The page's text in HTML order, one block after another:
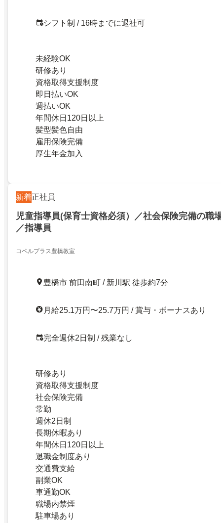
シフト制 / 16時までに退社可
未経験OK
研修あり
資格取得支援制度
即日払いOK
週払いOK
年間休日120日以上
髪型髪色自由
雇用保険完備
厚生年金加入
新着正社員
児童指導員(保育士資格必須）／社会保険完備の職
／指導員
コペルプラス豊橋教室
豊橋市 前田南町 / 新川駅 徒歩約7分
月給25.1万円〜25.7万円 / 賞与・ボーナスあり
完全週休2日制 / 残業なし
研修あり
資格取得支援制度
社会保険完備
常勤
週休2日制
長期休暇あり
年間休日120日以上
退職金制度あり
交通費支給
副業OK
車通勤OK
職場内禁煙
駐車場あり